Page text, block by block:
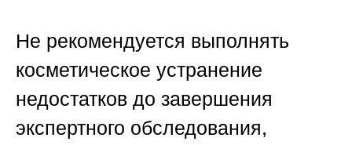
Не рекомендуется выполнять
косметическое устранение
недостатков до завершения
экспертного обследования,